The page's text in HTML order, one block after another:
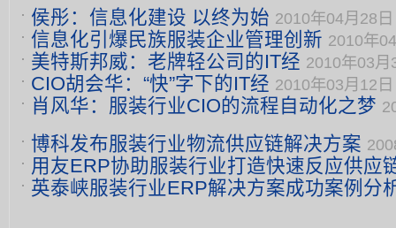
侯彤：信息化建设 以终为始 2010年04月28
信息化引爆民族服装企业管理创新 2010年
美特斯邦威：老牌轻公司的IT经 2010年03月
CIO胡会华：“快”字下的IT经 2010年03月12
肖风华：服装行业CIO的流程自动化之梦
博科发布服装行业物流供应链解决方案
用友ERP协助服装行业打造快速反应供应
22:30
英泰峡服装行业ERP解决方案成功案例分